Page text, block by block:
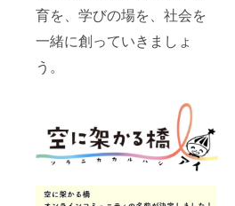
育を、学びの場を、社会を
一緒に創っていきましょ
う。